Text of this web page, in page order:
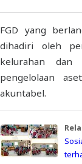
FGD yang
dihadiri oleh
kelurahan dan
pengelolaan
akuntabel.